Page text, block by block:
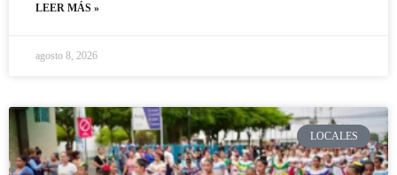
LEER MÁS »
agosto 8, 2026
LOCALES